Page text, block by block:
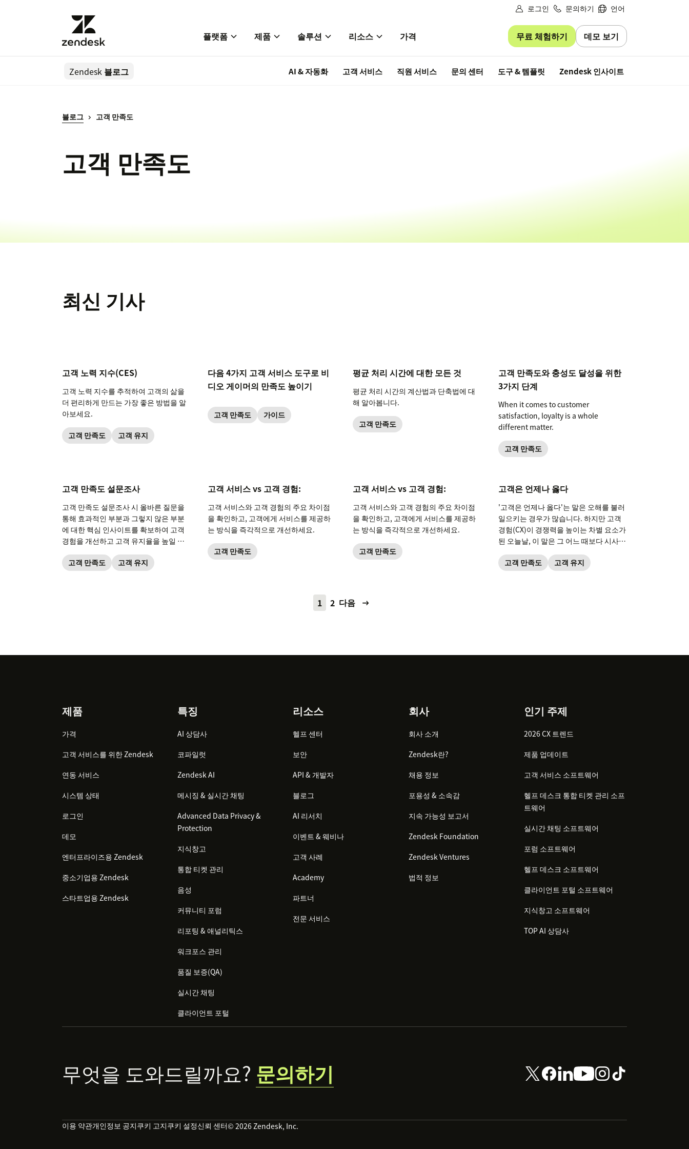
로그인 문의하기 언어
플랫폼 제품 솔루션 리소스 가격 무료 체험하기 데모 보기
Zendesk 블로그 AI & 자동화 고객 서비스 직원 서비스 문의 센터 도구 & 템플릿 Zendesk 인사이트
블로그 고객 만족도
고객 만족도
최신 기사
고객 노력 지수(CES)
고객 노력 지수를 추적하여 고객의 삶을
더 편리하게 만드는 가장 좋은 방법을 알
아보세요.
고객 만족도 고객 유지
다음 4가지 고객 서비스 도구로 비
디오 게이머의 만족도 높이기
고객 만족도 가이드
평균 처리 시간에 대한 모든 것
평균 처리 시간의 계산법과 단축법에 대
해 알아봅니다.
고객 만족도
고객 만족도와 충성도 달성을 위한
3가지 단계
When it comes to customer
satisfaction, loyalty is a whole
different matter.
고객 만족도
고객 만족도 설문조사
고객 만족도 설문조사 시 올바른 질문을
통해 효과적인 부분과 그렇지 않은 부분
에 대한 핵심 인사이트를 확보하여 고객
경험을 개선하고 고객 유지율을 높일 수
있습니다.
고객 만족도
고객 유지
고객 서비스 vs 고객 경험:
고객 서비스와 고객 경험의 주요 차이점
을 확인하고, 고객에게 서비스를 제공하
는 방식을 즉각적으로 개선하세요.
고객 만족도
고객 서비스 vs 고객 경험:
고객 서비스와 고객 경험의 주요 차이점
을 확인하고, 고객에게 서비스를 제공하
는 방식을 즉각적으로 개선하세요.
고객 만족도
고객은 언제나 옳다
'고객은 언제나 옳다'는 말은 오해를 불러
일으키는 경우가 많습니다. 하지만 고객
경험(CX)이 경쟁력을 높이는 차별 요소가
된 오늘날, 이 말은 그 어느 때보다 시사하
는 바가 큽니다.
고객 만족도
고객 유지
1 2 다음
제품
가격
고객 서비스를 위한 Zendesk
연동 서비스
시스템 상태
로그인
데모
엔터프라이즈용 Zendesk
중소기업용 Zendesk
스타트업용 Zendesk
특징
AI 상담사
코파일럿
Zendesk AI
메시징 & 실시간 채팅
Advanced Data Privacy &
Protection
지식창고
통합 티켓 관리
음성
커뮤니티 포럼
리포팅 & 애널리틱스
워크포스 관리
품질 보증(QA)
실시간 채팅
클라이언트 포털
리소스
헬프 센터
보안
API & 개발자
블로그
AI 리서치
이벤트 & 웨비나
고객 사례
Academy
파트너
전문 서비스
회사
회사 소개
Zendesk란?
채용 정보
포용성 & 소속감
지속 가능성 보고서
Zendesk Foundation
Zendesk Ventures
법적 정보
인기 주제
2026 CX 트렌드
제품 업데이트
고객 서비스 소프트웨어
헬프 데스크 통합 티켓 관리 소프
트웨어
실시간 채팅 소프트웨어
포럼 소프트웨어
헬프 데스크 소프트웨어
클라이언트 포털 소프트웨어
지식창고 소프트웨어
TOP AI 상담사
무엇을 도와드릴까요? 문의하기
이용 약관개인정보 공지쿠키 고지쿠키 설정신뢰 센터© 2026 Zendesk, Inc.